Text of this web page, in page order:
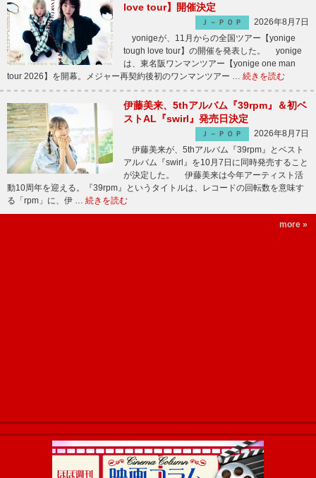
love tour】開催決定
Ｊ－ＰＯＰ
2026年8月7日
yonigeが、11月からの全国ツアー【yonige
tough love tour】の開催を発表した。 yonige
は、東名阪ワンマンツアー【yonige one man
tour 2026】を開幕。メジャー再契約後初のワンマンツアー … 続きを読む
伊藤美来、5thアルバム『39rpm』＆初ベ
ストAL『swirl』発売日決定
Ｊ－ＰＯＰ
2026年8月7日
伊藤美来が、5thアルバム『39rpm』とベスト
アルバム『swirl』を10月7日に同時発売すること
が決定した。 伊藤美来は今年アーティスト活
動10周年を迎える。『39rpm』というタイトルは、レコードの回転数を意味す
る「rpm」に、伊 … 続きを読む
more »